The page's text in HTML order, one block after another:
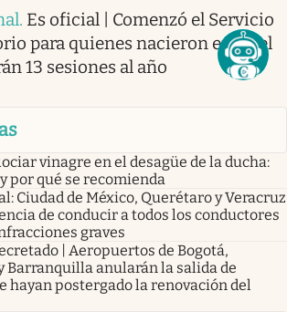
. Es oficial | Comenzó el Servicio
para quienes nacieron entre el
13 sesiones al año
vinagre en el desagüe de la ducha:
por qué se recomienda
Ciudad de México, Querétaro y Veracruz
de conducir a todos los conductores
graves
| Aeropuertos de Bogotá,
Barranquilla anularán la salida de
hayan postergado la renovación del